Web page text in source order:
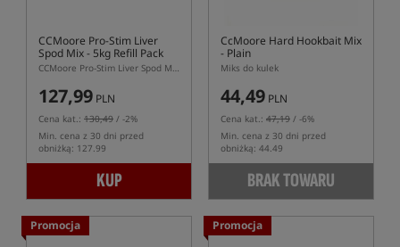
CCMoore Pro-Stim Liver
Spod Mix - 5kg Refill Pack
CCMoore Pro-Stim Liver Spod Mix – Zanętowy miks 5 kg w opakowaniu uzupełniającym
127,99 PLN
Cena kat.: 130,49 / -2%
Min. cena z 30 dni przed
obniżką: 127.99
KUP
CcMoore Hard Hookbait Mix
- Plain
Miks do kulek
44,49 PLN
Cena kat.: 47,19 / -6%
Min. cena z 30 dni przed
obniżką: 44.49
BRAK TOWARU
Promocja Promocja